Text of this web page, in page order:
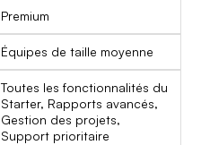
Premium
Équipes de taille moyenne
Toutes les fonctionnalités du
Starter, Rapports avancés,
Gestion des projets,
Support prioritaire